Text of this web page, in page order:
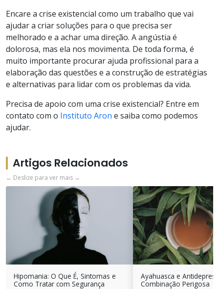
Encare a crise existencial como um trabalho que vai
ajudar a criar soluções para o que precisa ser
melhorado e a achar uma direção. A angústia é
dolorosa, mas ela nos movimenta. De toda forma, é
muito importante procurar ajuda profissional para a
elaboração das questões e a construção de estratégias
e alternativas para lidar com os problemas da vida.
Precisa de apoio com uma crise existencial? Entre em
contato com o Instituto Aron e saiba como podemos
ajudar.
Artigos Relacionados
← Deslize para ver mais →
Hipomania: O Que É, Sintomas e
Como Tratar com Segurança
Ayahuasca e
Combinação Perigosa